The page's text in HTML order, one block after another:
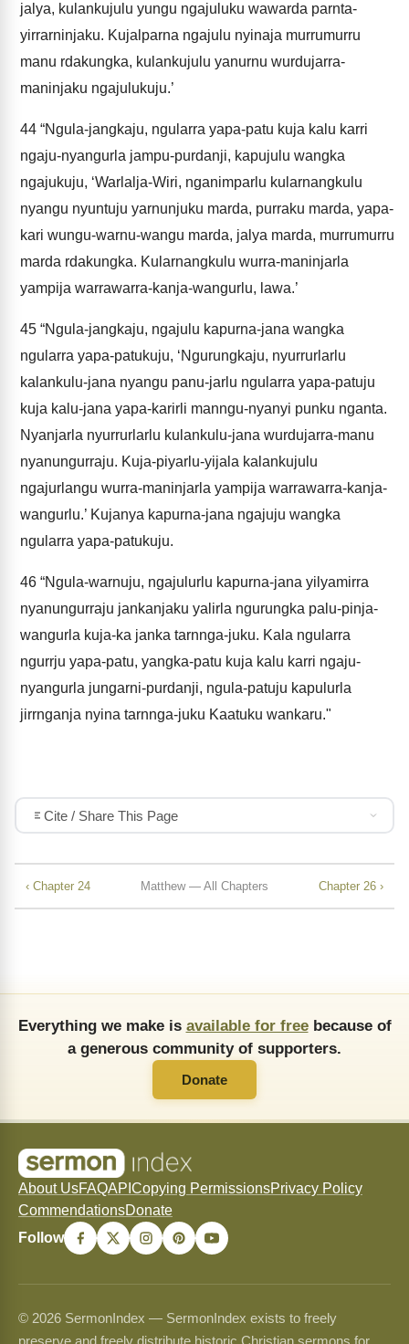
jalya, kulankujulu yungu ngajuluku wawarda parnta-
yirrarninjaku. Kujalparna ngajulu nyinaja murrumurru
manu rdakungka, kulankujulu yanurnu wurdujarra-
maninjaku ngajulukuju.’
44 “Ngula-jangkaju, ngularra yapa-patu kuja kalu karri
ngaju-nyangurla jampu-purdanji, kapujulu wangka
ngajukuju, ‘Warlalja-Wiri, nganimparlu kularnangkulu
nyangu nyuntuju yarnunjuku marda, purraku marda, yapa-
kari wungu-warnu-wangu marda, jalya marda, murrumurru
marda rdakungka. Kularnangkulu wurra-maninjarla
yampija warrawarra-kanja-wangurlu, lawa.’
45 “Ngula-jangkaju, ngajulu kapurna-jana wangka
ngularra yapa-patukuju, ‘Ngurungkaju, nyurrurlarlu
kalankulu-jana nyangu panu-jarlu ngularra yapa-patuju
kuja kalu-jana yapa-karirli manngu-nyanyi punku nganta.
Nyanjarla nyurrurlarlu kulankulu-jana wurdujarra-manu
nyanungurraju. Kuja-piyarlu-yijala kalankujulu
ngajurlangu wurra-maninjarla yampija warrawarra-kanja-
wangurlu.’ Kujanya kapurna-jana ngajuju wangka
ngularra yapa-patukuju.
46 “Ngula-warnuju, ngajulurlu kapurna-jana yilyamirra
nyanungurraju jankanjaku yalirla ngurungka palu-pinja-
wangurla kuja-ka janka tarnnga-juku. Kala ngularra
ngurrju yapa-patu, yangka-patu kuja kalu karri ngaju-
nyangurla jungarni-purdanji, ngula-patuju kapulurla
jirrnganja nyina tarnnga-juku Kaatuku wankaru."
Cite / Share This Page
‹ Chapter 24 Matthew — All Chapters Chapter 26 ›
Everything we make is available for freebecause of
a generous community of supporters.
Donate
About UsFAQAPI Copying PermissionsPrivacy Policy
CommendationsDonate
Follow
© 2026 SermonIndex — SermonIndex exists to freely